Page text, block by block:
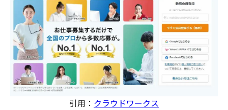
引用： クラウドワークス